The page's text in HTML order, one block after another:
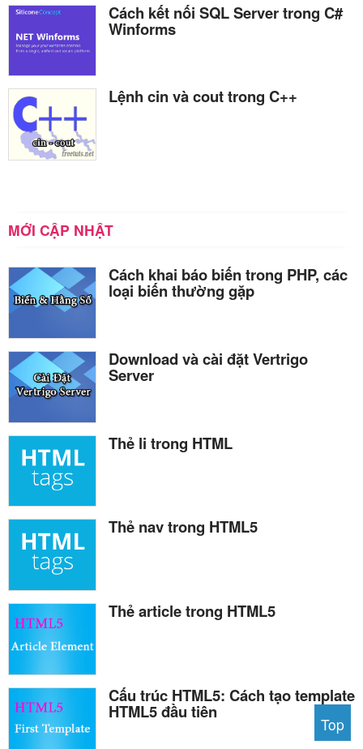
Cách kết nối SQL Server trong C#
Winforms
Lệnh cin và cout trong C++
MỚI CẬP NHẬT
Cách khai báo biến trong PHP, các
loại biến thường gặp
Download và cài đặt Vertrigo
Server
Thẻ li trong HTML
Thẻ nav trong HTML5
Thẻ article trong HTML5
Cấu trúc HTML5: Cách tạo template
HTML5 đầu tiên
Top